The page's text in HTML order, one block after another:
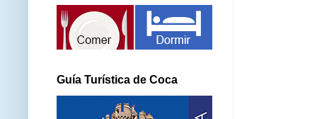
Guía Turística de Coca